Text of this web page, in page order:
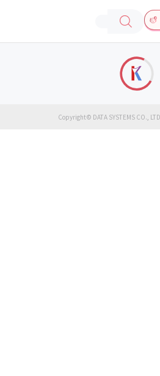
Copyright© DATA SYSTEMS CO.,